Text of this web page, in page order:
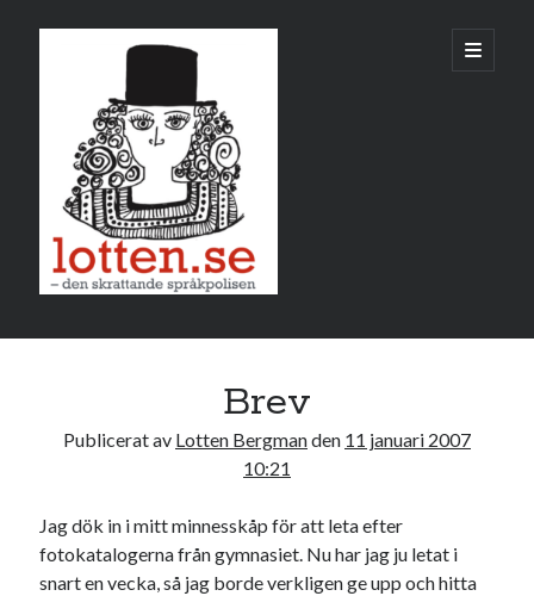
öppna
primär
Sidopanel
L S
1 2 3 4 5 6 7
15 16 17 18 19 20 21
22 23 24 25 26 27 28
Brev
Publicerat av Lotten Bergmanden 11 januari 2007
10:21
Jag dök in i mitt minnesskåp för att leta efter
fotokatalogerna från gymnasiet. Nu har jag ju letat i
snart en vecka, så jag borde verkligen ge upp och hitta